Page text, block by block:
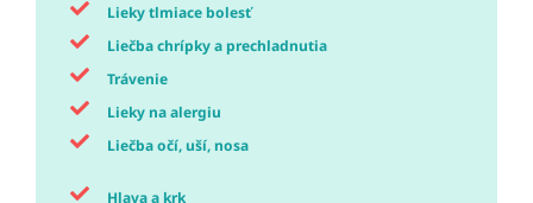
Lieky tlmiace bolesť
Liečba chrípky a prechladnutia
Trávenie
Lieky na alergiu
Liečba očí, uší, nosa
Hlava a krk